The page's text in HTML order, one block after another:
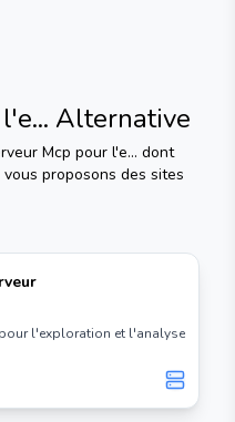
Alternative
Mcp pour l'e... dont
proposons des sites
l'exploration et l'analyse